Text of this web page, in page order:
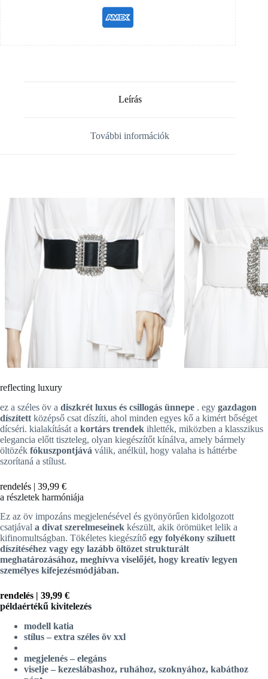
Leírás
További információk
reflecting luxury
ez a széles öv a diszkrét luxus és csillogás ünnepe . egy gazdagon
díszített középső csat díszíti, ahol minden egyes kő a kimért bőséget
dícséri. kialakítását a kortárs trendek ihlették, miközben a klasszikus
elegancia előtt tiszteleg, olyan kiegészítőt kínálva, amely bármely
öltözék fókuszpontjává válik, anélkül, hogy valaha is háttérbe
szorítaná a stílust.
rendelés | 39,99 €
a részletek harmóniája
Ez az öv impozáns megjelenésével és gyönyörűen kidolgozott
csatjával a divat szerelmeseinek készült, akik örömüket lelik a
kifinomultságban. Tökéletes kiegészítő egy folyékony sziluett
díszítéséhez vagy egy lazább öltözet strukturált
meghatározásához, meghívva viselőjét, hogy kreatív legyen
személyes kifejezésmódjában.
rendelés | 39,99 €
példaértékű kivitelezés
modell katia
stílus – extra széles öv xxl
megjelenés – elegáns
viselje – kezeslábashoz, ruhához, szoknyához, kabáthoz